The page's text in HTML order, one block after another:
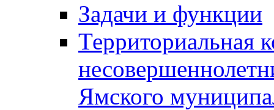
Задачи и функции
Территориальная
Ямского